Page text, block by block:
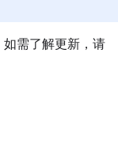
需了解更新，请